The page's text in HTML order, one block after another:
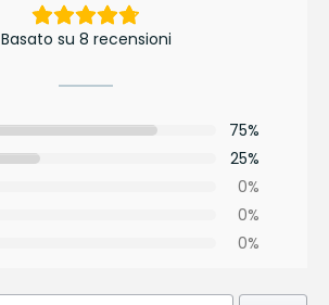
Basato su 8 recensioni
75%
25%
0%
0%
0%